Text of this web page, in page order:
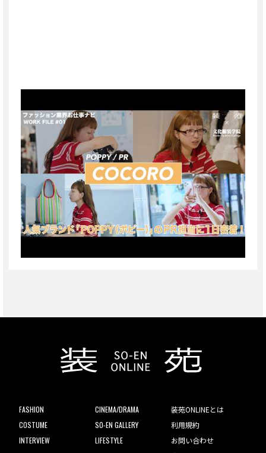
FASHION
COSTUME
INTERVIEW
CINEMA/DRAMA
SO-EN GALLERY
LIFESTYLE
装苑ONLINEとは
利用規約
お問い合わせ